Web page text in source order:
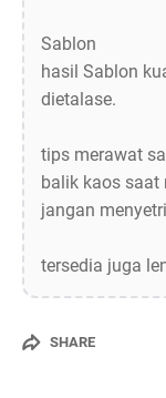
Sablon
hasil Sablon
dietalase.
tips merawat
balik kaos saat
jangan
tersedia juga
SHARE